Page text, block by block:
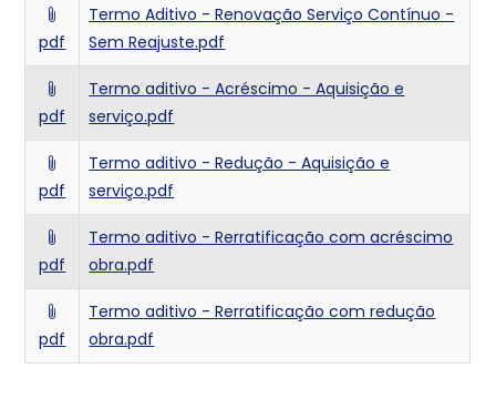
pdf
Termo Aditivo - Renovação Serviço Contínuo -
Sem Reajuste.pdf
pdf
Termo aditivo - Acréscimo - Aquisição e
serviço.pdf
pdf
Termo aditivo - Redução - Aquisição e
serviço.pdf
pdf
Termo aditivo - Rerratificação com acréscimo
obra.pdf
pdf
Termo aditivo - Rerratificação com redução
obra.pdf